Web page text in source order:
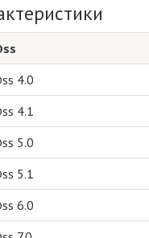
4.0
4.1
5.0
5.1
6.0